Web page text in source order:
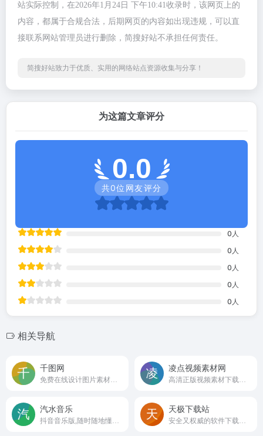
站实际控制，在2026年1月24日 下午10:41收录时，该网页上的
内容，都属于合规合法，后期网页的内容如出现违规，可以直
接联系网站管理员进行删除，简搜好站不承担任何责任。
简搜好站致力于优质、实用的网络站点资源收集与分享！
为这篇文章评分
0.0
共0位网友评分
0 人
0 人
0 人
0 人
0 人
相关导航
千图网 凌点视频素材网
汽水音乐 天极下载站